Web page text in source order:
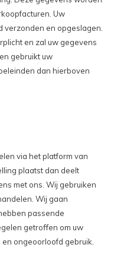
Uw
en opgeslagen.
en zal uw gegevens
gebruikt uw
dan hierboven
via het platform van
plaatst dan deelt
met ons. Wij gebruiken
Wij gaan
passende
getroﬀen om uw
ongeoorloofd gebruik.